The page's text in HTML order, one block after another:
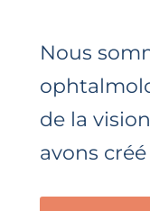
Nous
de la
avons